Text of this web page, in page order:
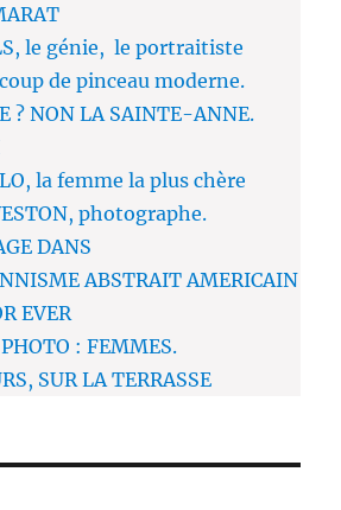
le génie, le portraitiste
de pinceau moderne.
? NON LA SAINTE-ANNE.
la femme la plus chère
photographe.
DANS
ABSTRAIT AMERICAIN
EVER
: FEMMES.
SUR LA TERRASSE